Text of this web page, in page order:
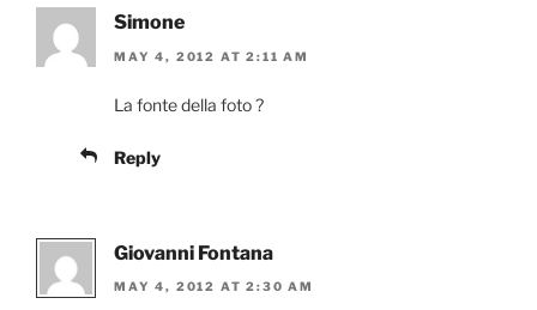
Simone
MAY 4, 2012 AT 2:11 AM
La fonte della foto ?
Reply
Giovanni Fontana
MAY 4, 2012 AT 2:30 AM